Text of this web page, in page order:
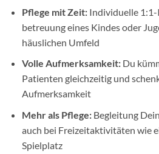
Pflege mit Zeit: Individuelle
betreuung eines Kindes oder
häuslichen Umfeld
Volle Aufmerksamkeit: Du
Patienten gleichzeitig und
Aufmerksamkeit
Mehr als Pflege: Begleitung
auch bei Freizeitaktivitäten wie
Spielplatz